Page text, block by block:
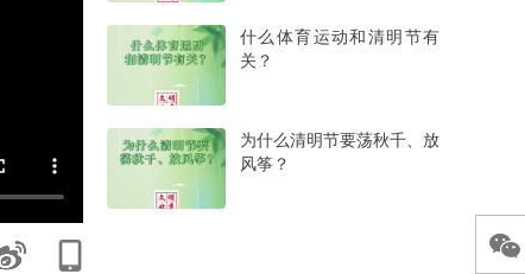
什么体育运动和清明节有
关？
为什么清明节要荡秋千、放
风筝？